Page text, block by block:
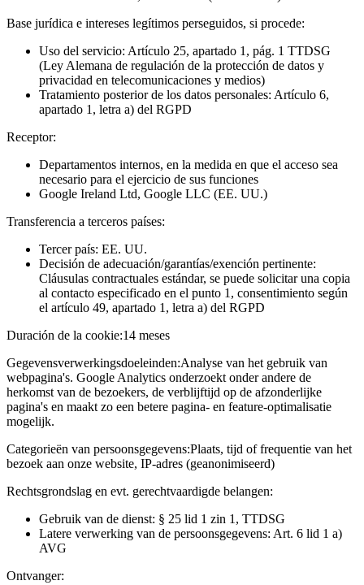
Base jurídica e intereses legítimos perseguidos, si procede:
Uso del servicio: Artículo 25, apartado 1, pág. 1 TTDSG
(Ley Alemana de regulación de la protección de datos y
privacidad en telecomunicaciones y medios)
Tratamiento posterior de los datos personales: Artículo 6,
apartado 1, letra a) del RGPD
Receptor:
Departamentos internos, en la medida en que el acceso sea
necesario para el ejercicio de sus funciones
Google Ireland Ltd, Google LLC (EE. UU.)
Transferencia a terceros países:
Tercer país: EE. UU.
Decisión de adecuación/garantías/exención pertinente:
Cláusulas contractuales estándar, se puede solicitar una copia
al contacto especificado en el punto 1, consentimiento según
el artículo 49, apartado 1, letra a) del RGPD
Duración de la cookie:14 meses
Gegevensverwerkingsdoeleinden:Analyse van het gebruik van
webpagina's. Google Analytics onderzoekt onder andere de
herkomst van de bezoekers, de verblijftijd op de afzonderlijke
pagina's en maakt zo een betere pagina- en feature-optimalisatie
mogelijk.
Categorieën van persoonsgegevens:Plaats, tijd of frequentie van het
bezoek aan onze website, IP-adres (geanonimiseerd)
Rechtsgrondslag en evt. gerechtvaardigde belangen:
Gebruik van de dienst: § 25 lid 1 zin 1, TTDSG
Latere verwerking van de persoonsgegevens: Art. 6 lid 1 a)
AVG
Ontvanger: